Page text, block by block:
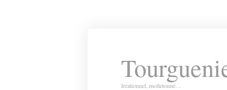
Irrationnel, molletonné…